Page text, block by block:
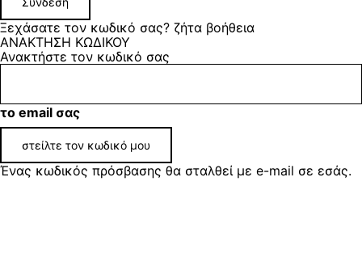
Ξεχάσατε τον κωδικό σας? ζήτα βοήθεια
ΑΝΑΚΤΗΣΗ ΚΩΔΙΚΟΥ
Ανακτήστε τον κωδικό σας
το email σας
Ένας κωδικός πρόσβασης θα σταλθεί με e-mail σε εσάς.